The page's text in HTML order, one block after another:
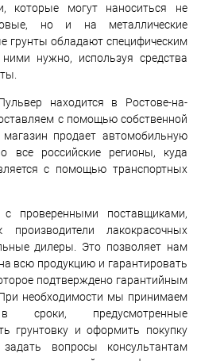
которые могут наноситься не
но и на металлические
грунты обладают специфическим
нужно, используя средства
находится в Ростове-на-
с помощью собственной
продает автомобильную
все российские регионы, куда
с помощью транспортных
проверенными поставщиками,
лакокрасочных
дилеры. Это позволяет нам
всю продукцию и гарантировать
подтверждено гарантийным
необходимости мы принимаем
сроки, предусмотренные
грунтовку и оформить покупку
вопросы консультантам